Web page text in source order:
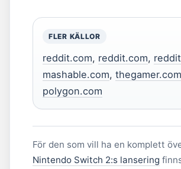
FLER KÄLLOR
reddit.com, reddit.com,
mashable.com, thegamer.com
polygon.com
För den som vill ha en komplett
Nintendo Switch 2:s lansering